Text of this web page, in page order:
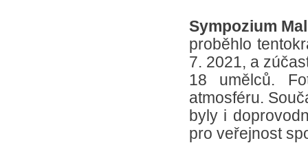
Sympozium
proběhlo
7. 2021, a
18 umělců.
atmosféru.
byly i
pro veřejnost